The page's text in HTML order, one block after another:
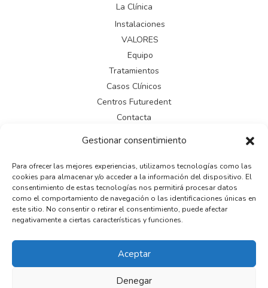
Gestionar consentimiento
Para ofrecer las mejores experiencias, utilizamos tecnologías como las
cookies para almacenar y/o acceder a la información del dispositivo. El
consentimiento de estas tecnologías nos permitirá procesar datos
como el comportamiento de navegación o las identificaciones únicas en
este sitio. No consentir o retirar el consentimiento, puede afectar
negativamente a ciertas características y funciones.
Aceptar
Denegar
La Clínica
Instalaciones
VALORES
Equipo
Tratamientos
Casos Clínicos
Centros Futuredent
Contacta
Aviso legal
Política de cookies
Política de privacidad
Copyright © 2026